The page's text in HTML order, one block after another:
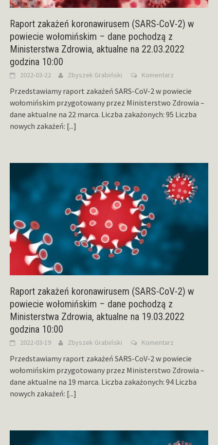
Raport zakażeń koronawirusem (SARS-CoV-2) w
powiecie wołomińskim – dane pochodzą z
Ministerstwa Zdrowia, aktualne na 22.03.2022
godzina 10:00
2022-03-22 Zbyszek Grabiński Komentarz
Przedstawiamy raport zakażeń SARS-CoV-2 w powiecie
wołomińskim przygotowany przez Ministerstwo Zdrowia –
dane aktualne na 22 marca. Liczba zakażonych: 95 Liczba
nowych zakażeń: [...]
Raport zakażeń koronawirusem (SARS-CoV-2) w
powiecie wołomińskim – dane pochodzą z
Ministerstwa Zdrowia, aktualne na 19.03.2022
godzina 10:00
2022-03-19 Zbyszek Grabiński Komentarz
Przedstawiamy raport zakażeń SARS-CoV-2 w powiecie
wołomińskim przygotowany przez Ministerstwo Zdrowia –
dane aktualne na 19 marca. Liczba zakażonych: 94 Liczba
nowych zakażeń: [...]